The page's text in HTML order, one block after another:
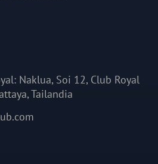
Naklua, Soi 12, Club Royal
Tailandia